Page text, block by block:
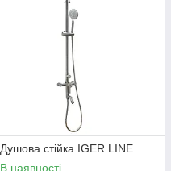
Душова стійка IGER LINE
В наявності